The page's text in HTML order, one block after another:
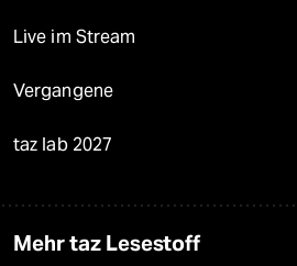
Live im Stream
Vergangene
taz lab 2027
Mehr taz Lesestoff